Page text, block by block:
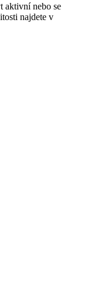
aktivní nebo se
najdete v